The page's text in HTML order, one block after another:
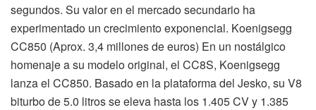
segundos. Su valor en el mercado secundario ha
experimentado un crecimiento exponencial. Koenigsegg
CC850 (Aprox. 3,4 millones de euros) En un nostálgico
homenaje a su modelo original, el CC8S, Koenigsegg
lanza el CC850. Basado en la plataforma del Jesko, su V8
biturbo de 5.0 litros se eleva hasta los 1.405 CV y 1.385